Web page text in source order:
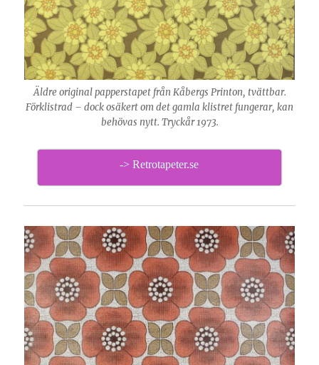
Äldre original papperstapet från Kåbergs Printon, tvättbar.
Förklistrad – dock osäkert om det gamla klistret fungerar, kan
behövas nytt. Tryckår 1973.
-> Retrotapeter.se